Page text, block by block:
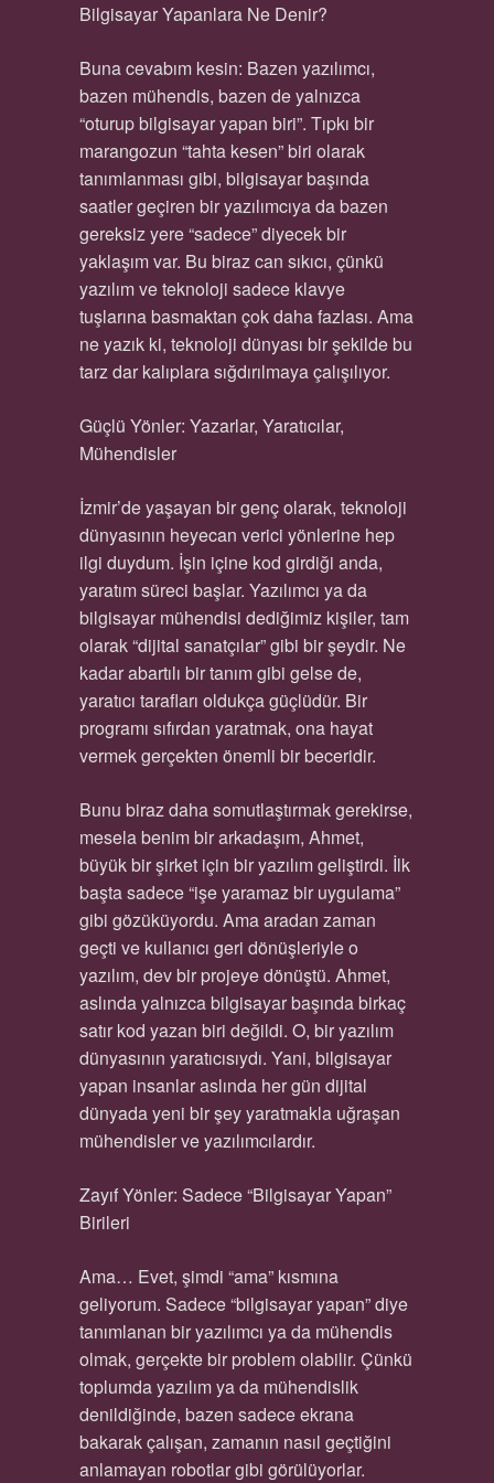
Bilgisayar Yapanlara Ne Denir?
Buna cevabım kesin: Bazen yazılımcı,
bazen mühendis, bazen de yalnızca
“oturup bilgisayar yapan biri”. Tıpkı bir
marangozun “tahta kesen” biri olarak
tanımlanması gibi, bilgisayar başında
saatler geçiren bir yazılımcıya da bazen
gereksiz yere “sadece” diyecek bir
yaklaşım var. Bu biraz can sıkıcı, çünkü
yazılım ve teknoloji sadece klavye
tuşlarına basmaktan çok daha fazlası. Ama
ne yazık ki, teknoloji dünyası bir şekilde bu
tarz dar kalıplara sığdırılmaya çalışılıyor.
Güçlü Yönler: Yazarlar, Yaratıcılar,
Mühendisler
İzmir’de yaşayan bir genç olarak, teknoloji
dünyasının heyecan verici yönlerine hep
ilgi duydum. İşin içine kod girdiği anda,
yaratım süreci başlar. Yazılımcı ya da
bilgisayar mühendisi dediğimiz kişiler, tam
olarak “dijital sanatçılar” gibi bir şeydir. Ne
kadar abartılı bir tanım gibi gelse de,
yaratıcı tarafları oldukça güçlüdür. Bir
programı sıfırdan yaratmak, ona hayat
vermek gerçekten önemli bir beceridir.
Bunu biraz daha somutlaştırmak gerekirse,
mesela benim bir arkadaşım, Ahmet,
büyük bir şirket için bir yazılım geliştirdi. İlk
başta sadece “işe yaramaz bir uygulama”
gibi gözüküyordu. Ama aradan zaman
geçti ve kullanıcı geri dönüşleriyle o
yazılım, dev bir projeye dönüştü. Ahmet,
aslında yalnızca bilgisayar başında birkaç
satır kod yazan biri değildi. O, bir yazılım
dünyasının yaratıcısıydı. Yani, bilgisayar
yapan insanlar aslında her gün dijital
dünyada yeni bir şey yaratmakla uğraşan
mühendisler ve yazılımcılardır.
Zayıf Yönler: Sadece “Bilgisayar Yapan”
Birileri
Ama… Evet, şimdi “ama” kısmına
geliyorum. Sadece “bilgisayar yapan” diye
tanımlanan bir yazılımcı ya da mühendis
olmak, gerçekte bir problem olabilir. Çünkü
toplumda yazılım ya da mühendislik
denildiğinde, bazen sadece ekrana
bakarak çalışan, zamanın nasıl geçtiğini
anlamayan robotlar gibi görülüyorlar.